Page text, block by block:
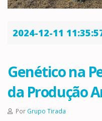
2024-12-11
Genético na
da Produção
Por Grupo Tirada